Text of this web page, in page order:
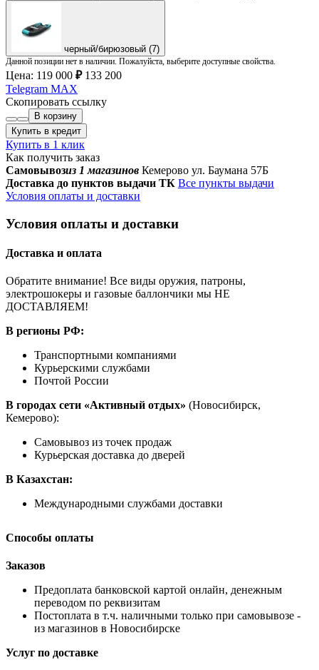
черный/бирюзовый (7)
Данной позиции нет в наличии. Пожалуйста, выберите доступные свойства.
Цена: 119 000 ₽ 133 200
Telegram MAX
Скопировать ссылку
В корзину
Купить в кредит
Купить в 1 клик
Как получить заказ
Самовывозиз 1 магазинов Кемерово ул. Баумана 57Б
Доставка до пунктов выдачи ТК Все пункты выдачи
Условия оплаты и доставки
Условия оплаты и доставки
Доставка и оплата
Обратите внимание! Все виды оружия, патроны,
электрошокеры и газовые баллончики мы НЕ
ДОСТАВЛЯЕМ!
В регионы РФ:
Транспортными компаниями
Курьерскими службами
Почтой России
В городах сети «Активный отдых» (Новосибирск,
Кемерово):
Самовывоз из точек продаж
Курьерская доставка до дверей
В Казахстан:
Международными службами доставки
Способы оплаты
Заказов
Предоплата банковской картой онлайн, денежным
переводом по реквизитам
Постоплата в т.ч. наличными только при самовывозе -
из магазинов в Новосибирске
Услуг по доставке